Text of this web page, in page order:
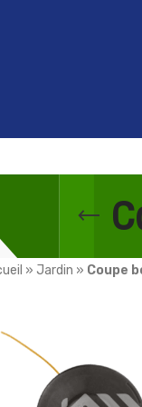
» Jardin » Coupe